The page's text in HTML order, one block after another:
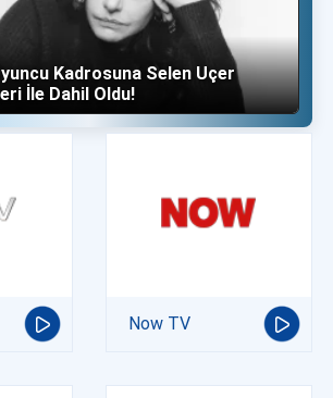
Kadrosuna Selen Uçer
İle Dahil Oldu!
Now TV